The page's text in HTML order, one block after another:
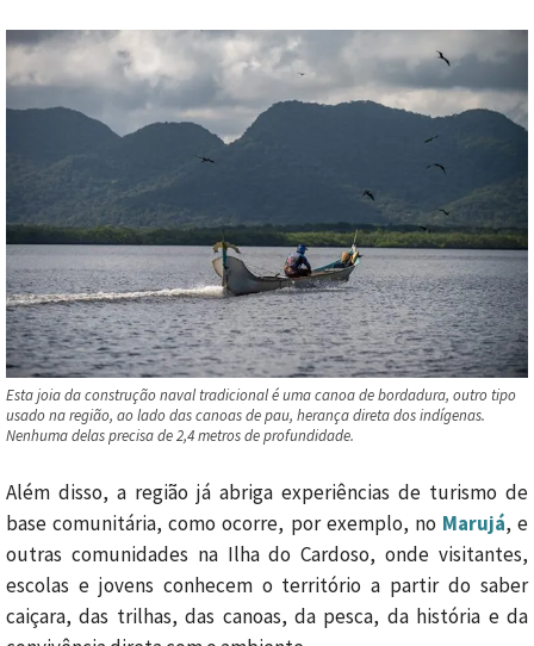
Esta joia da construção naval tradicional é uma canoa de bordadura, outro tipo
usado na região, ao lado das canoas de pau, herança direta dos indígenas.
Nenhuma delas precisa de 2,4 metros de profundidade.
Além disso, a região já abriga experiências de turismo de
base comunitária, como ocorre, por exemplo, no Marujá, e
outras comunidades na Ilha do Cardoso, onde visitantes,
escolas e jovens conhecem o território a partir do saber
caiçara, das trilhas, das canoas, da pesca, da história e da